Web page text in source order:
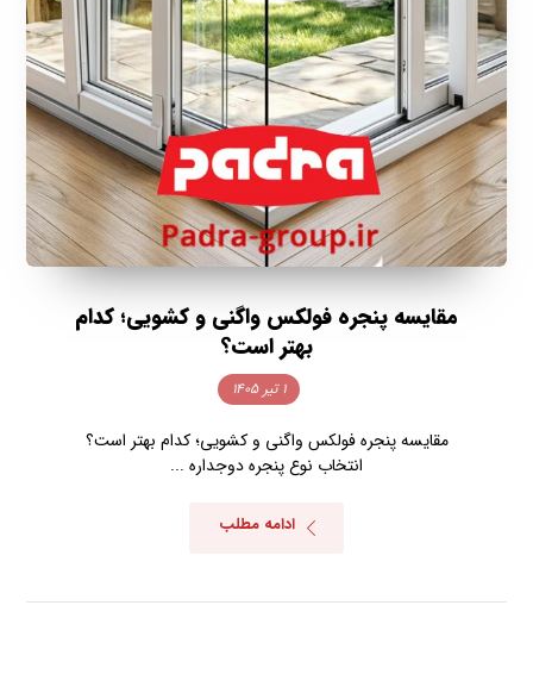
مقایسه پنجره فولکس واگنی و کشویی؛ کدام
بهتر است؟
۱ تیر ۱۴۰۵
مقایسه پنجره فولکس واگنی و کشویی؛ کدام بهتر است؟
انتخاب نوع پنجره دوجداره ...
ادامه مطلب